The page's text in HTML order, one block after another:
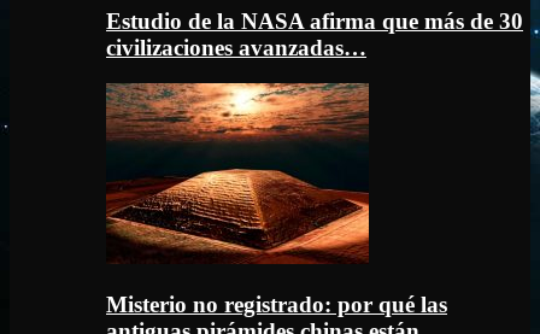
Estudio de la NASA afirma que más de 30
civilizaciones avanzadas…
Misterio no registrado: por qué las